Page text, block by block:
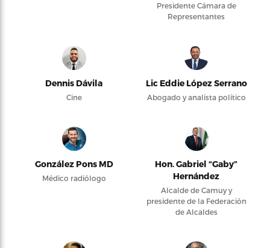
Presidente Cámara de
Representantes
Dennis Dávila
Cine
Lic Eddie López Serrano
Abogado y analista político
González Pons MD
Médico radiólogo
Hon. Gabriel “Gaby”
Hernández
Alcalde de Camuy y
presidente de la Federación
de Alcaldes